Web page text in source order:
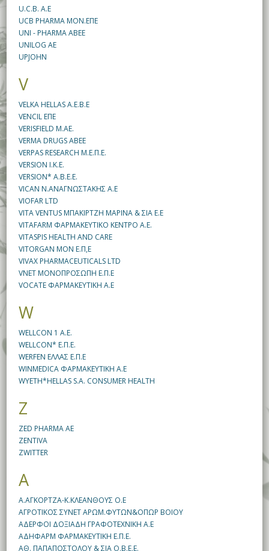
U.C.B. A.E
UCB PHARMA ΜΟΝ.ΕΠΕ
UNI - PHARMA ABEE
UNILOG AE
UPJOHN
V
VELKA HELLAS A.E.B.E
VENCIL EΠΕ
VERISFIELD Μ.ΑΕ.
VERMA DRUGS ABEE
VERPAS RESEARCH M.Ε.Π.Ε.
VERSION Ι.Κ.Ε.
VERSION* A.B.E.E.
VICAN N.ΑΝΑΓΝΩΣΤΑΚΗΣ A.E
VIOFAR LTD
VITA VENTUS ΜΠΑΚΙΡΤΖΗ ΜΑΡΙΝΑ & ΣΙΑ Ε.Ε
VITAFARM ΦΑΡΜΑΚΕΥΤΙΚΟ ΚΕΝΤΡΟ Α.Ε.
VITASPIS HEALTH AND CARE
VITORGAN ΜΟΝ Ε.Π,Ε
VIVAX PHARMACEUTICALS LTD
VNET ΜΟΝΟΠΡΟΣΩΠΗ Ε.Π.Ε
VOCATE ΦΑΡΜΑΚΕΥΤΙΚΗ Α.E
W
WELLCON 1 A.E.
WELLCON* E.Π.Ε.
WERFEN ΕΛΛΑΣ Ε.Π.Ε
WINMEDICA ΦΑΡΜΑΚΕΥΤΙΚΗ Α.Ε
WYETH*HELLAS S.A. CONSUMER HEALTH
Z
ZED PHARMA AE
ZENTIVA
ZWITTER
Α
Α.ΑΓΚΟΡΤΖΑ-Κ.ΚΛΕΑΝΘΟΥΣ Ο.Ε
ΑΓΡΟΤΙΚΟΣ ΣΥΝΕΤ ΑΡΩΜ.ΦΥΤΩΝ&ΟΠΩΡ ΒΟΙΟΥ
ΑΔΕΡΦΟΙ ΔΟΞΙΑΔΗ ΓΡΑΦΟΤΕΧΝΙΚΗ Α.Ε
ΑΔΗΦΑΡΜ ΦΑΡΜΑΚΕΥΤΙΚΗ Ε.Π.Ε.
ΑΘ. ΠΑΠΑΠΟΣΤΟΛΟΥ & ΣΙΑ Ο.Β.Ε.Ε.